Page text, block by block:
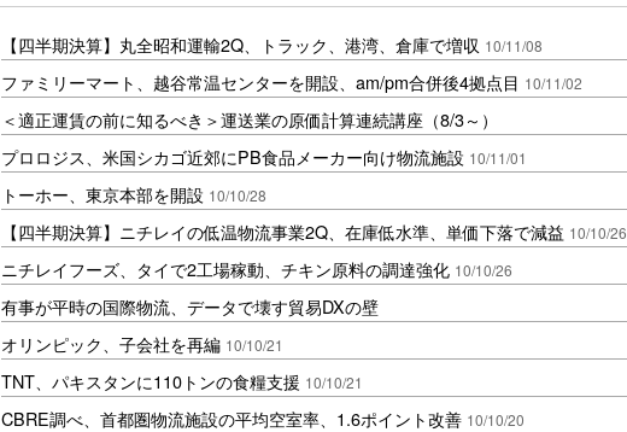
【四半期決算】丸全昭和運輸2Q、トラック、港湾、倉庫で増収 10/11/08
ファミリーマート、越谷常温センターを開設、am/pm合併後4拠点目 10/11/02
＜適正運賃の前に知るべき＞運送業の原価計算連続講座（8/3～）
プロロジス、米国シカゴ近郊にPB食品メーカー向け物流施設 10/11/01
トーホー、東京本部を開設 10/10/28
【四半期決算】ニチレイの低温物流事業2Q、在庫低水準、単価下落で減益 10/10/26
ニチレイフーズ、タイで2工場稼動、チキン原料の調達強化 10/10/26
有事が平時の国際物流、データで壊す貿易DXの壁
オリンピック、子会社を再編 10/10/21
TNT、パキスタンに110トンの食糧支援 10/10/21
CBRE調べ、首都圏物流施設の平均空室率、1.6ポイント改善 10/10/20